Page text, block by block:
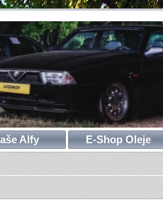
Alfy E-Shop Oleje